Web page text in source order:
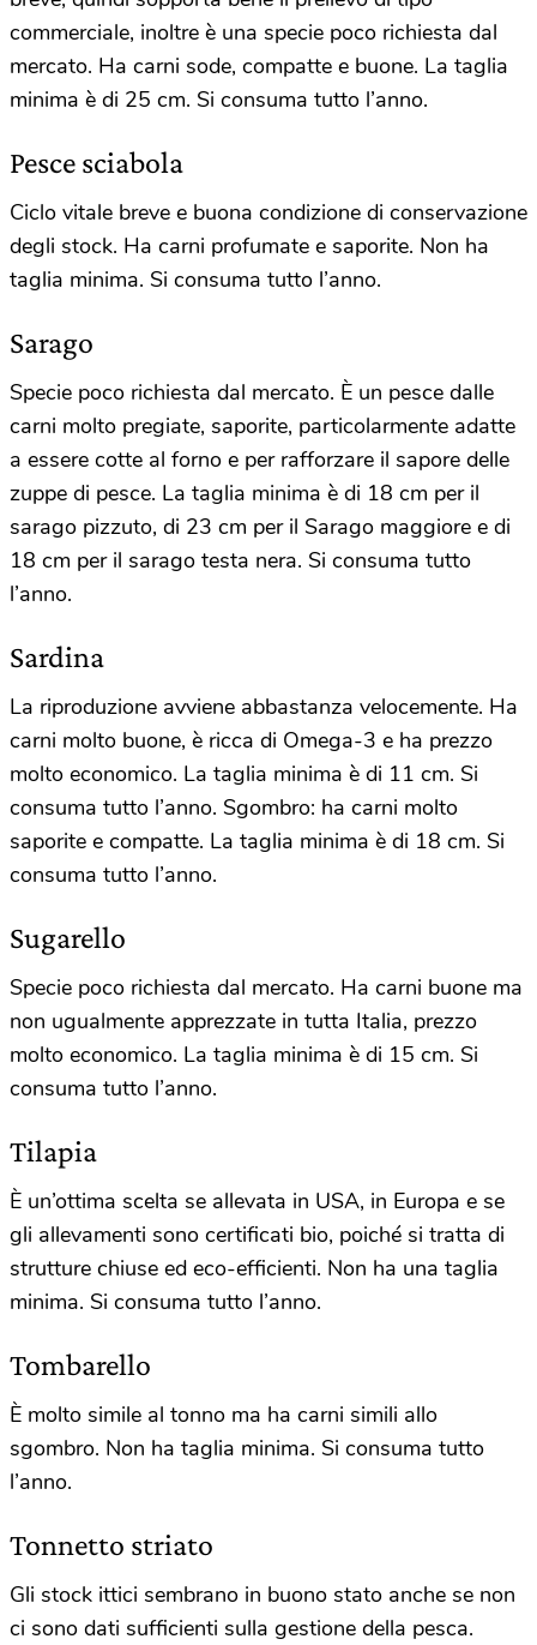
commerciale, inoltre è una specie poco richiesta dal
mercato. Ha carni sode, compatte e buone. La taglia
minima è di 25 cm. Si consuma tutto l’anno.
Pesce sciabola
Ciclo vitale breve e buona condizione di conservazione
degli stock. Ha carni profumate e saporite. Non ha
taglia minima. Si consuma tutto l’anno.
Sarago
Specie poco richiesta dal mercato. È un pesce dalle
carni molto pregiate, saporite, particolarmente adatte
a essere cotte al forno e per rafforzare il sapore delle
zuppe di pesce. La taglia minima è di 18 cm per il
sarago pizzuto, di 23 cm per il Sarago maggiore e di
18 cm per il sarago testa nera. Si consuma tutto
l’anno.
Sardina
La riproduzione avviene abbastanza velocemente. Ha
carni molto buone, è ricca di Omega-3 e ha prezzo
molto economico. La taglia minima è di 11 cm. Si
consuma tutto l’anno. Sgombro: ha carni molto
saporite e compatte. La taglia minima è di 18 cm. Si
consuma tutto l’anno.
Sugarello
Specie poco richiesta dal mercato. Ha carni buone ma
non ugualmente apprezzate in tutta Italia, prezzo
molto economico. La taglia minima è di 15 cm. Si
consuma tutto l’anno.
Tilapia
È un’ottima scelta se allevata in USA, in Europa e se
gli allevamenti sono certificati bio, poiché si tratta di
strutture chiuse ed eco-efficienti. Non ha una taglia
minima. Si consuma tutto l’anno.
Tombarello
È molto simile al tonno ma ha carni simili allo
sgombro. Non ha taglia minima. Si consuma tutto
l’anno.
Tonnetto striato
Gli stock ittici sembrano in buono stato anche se non
ci sono dati sufficienti sulla gestione della pesca.